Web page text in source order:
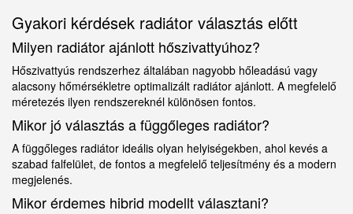
Gyakori kérdések radiátor választás előtt
Milyen radiátor ajánlott hőszivattyúhoz?
Hőszivattyús rendszerhez általában nagyobb hőleadású vagy
alacsony hőmérsékletre optimalizált radiátor ajánlott. A megfelelő
méretezés ilyen rendszereknél különösen fontos.
Mikor jó választás a függőleges radiátor?
A függőleges radiátor ideális olyan helyiségekben, ahol kevés a
szabad falfelület, de fontos a megfelelő teljesítmény és a modern
megjelenés.
Mikor érdemes hibrid modellt választani?